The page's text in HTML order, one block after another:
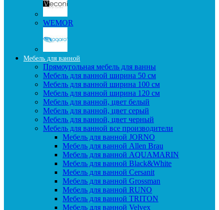
WEMOR
Мебель для ванной
Прямоугольная мебель для ванны
Мебель для ванной ширина 50 см
Мебель для ванной ширина 100 см
Мебель для ванной ширина 120 см
Мебель для ванной, цвет белый
Мебель для ванной, цвет серый
Мебель для ванной, цвет черный
Мебель для ванной все производители
Мебель для ванной JORNO
Мебель для ванной Allen Brau
Мебель для ванной AQUAMARIN
Мебель для ванной Black&White
Мебель для ванной Cersanit
Мебель для ванной Grossman
Мебель для ванной RUNO
Мебель для ванной TRITON
Мебель для ванной Velvex